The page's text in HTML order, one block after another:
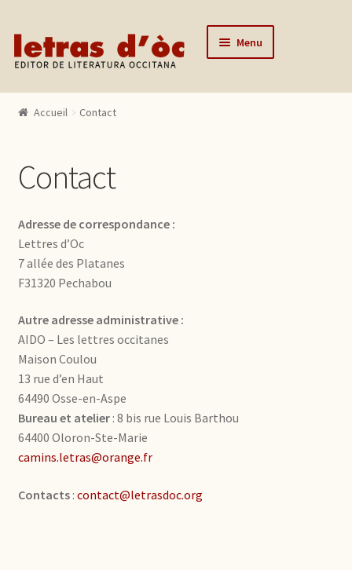
Aller à la navigation
Aller au contenu Menu
Catalogue
Actualités
L’éditeur
Contact
Mon compte
Accueil Contact
Contact
Adresse de correspondance :
Lettres d’Oc
7 allée des Platanes
F31320 Pechabou
Autre adresse administrative :
AIDO – Les lettres occitanes
Maison Coulou
13 rue d’en Haut
64490 Osse-en-Aspe
Bureau et atelier: 8 bis rue Louis Barthou
64400 Oloron-Ste-Marie
camins.letras@orange.fr
Contacts: contact@letrasdoc.org